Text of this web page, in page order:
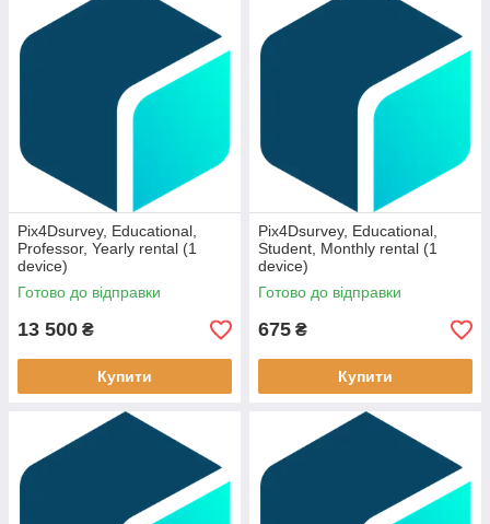
Pix4Dsurvey, Educational,
Professor, Yearly rental (1
device)
Готово до відправки
13 500 ₴
Купити
Pix4Dsurvey, Educational,
Student, Monthly rental (1
device)
Готово до відправки
675 ₴
Купити